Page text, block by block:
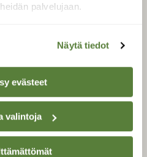
palvelujaan.
Näytä tiedot
evästeet
valintoja
Suomen Luonto -lehden
luonnonsuojelu­liitto.